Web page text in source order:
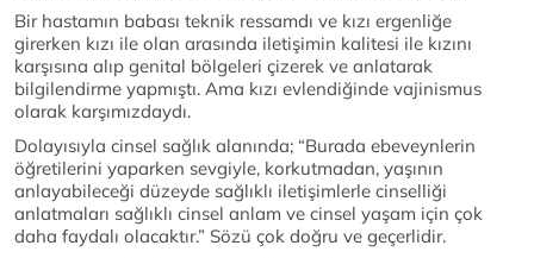
Bir hastamın babası teknik ressamdı ve kızı ergenliğe
girerken kızı ile olan arasında iletişimin kalitesi ile kızını
karşısına alıp genital bölgeleri çizerek ve anlatarak
bilgilendirme yapmıştı. Ama kızı evlendiğinde vajinismus
olarak karşımızdaydı.
Dolayısıyla cinsel sağlık alanında; “Burada ebeveynlerin
öğretilerini yaparken sevgiyle, korkutmadan, yaşının
anlayabileceği düzeyde sağlıklı iletişimlerle cinselliği
anlatmaları sağlıklı cinsel anlam ve cinsel yaşam için çok
daha faydalı olacaktır.” Sözü çok doğru ve geçerlidir.